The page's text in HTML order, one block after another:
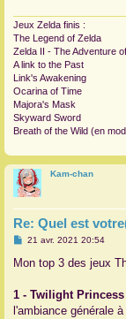
Jeux Zelda finis :
The Legend of Zelda
Zelda II - The Adventure
A link to the Past
Link's Awakening
Ocarina of Time
Majora's Mask
Skyward Sword
Breath of the Wild (en
Kam-chan
Re: Quel est
M
s
21 avr. 2021 20:54
Mon top 3 des jeux
1 - Twilight Princess
l'ambiance générale